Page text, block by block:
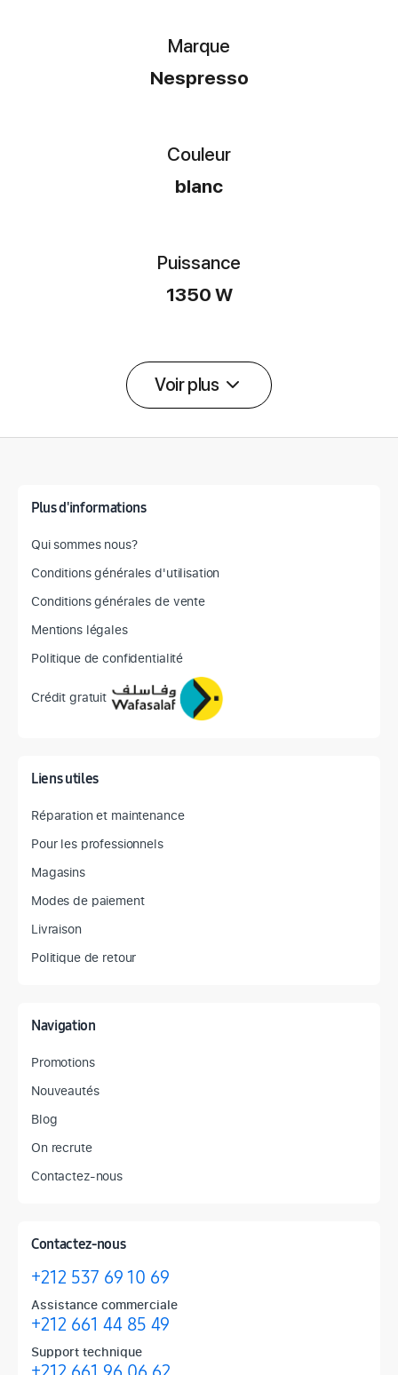
Marque
Nespresso
Couleur
blanc
Puissance
1350 W
Voir plus
Plus d'informations
Qui sommes nous?
Conditions générales d'utilisation
Conditions générales de vente
Mentions légales
Politique de confidentialité
Crédit gratuit
Liens utiles
Réparation et maintenance
Pour les professionnels
Magasins
Modes de paiement
Livraison
Politique de retour
Navigation
Promotions
Nouveautés
Blog
On recrute
Contactez-nous
Contactez-nous
+212 537 69 10 69
Assistance commerciale
+212 661 44 85 49
Support technique